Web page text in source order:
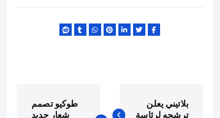
بلاتيني يعلن
ترشحه لرئاسة
طوكيو تصمم
شعار جديد